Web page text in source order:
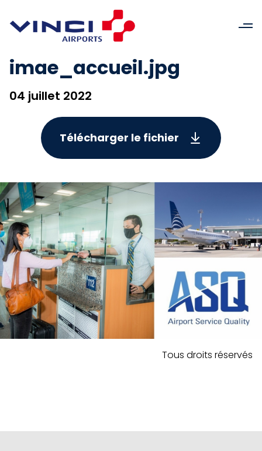
imae_accueil.jpg
04 juillet 2022
Télécharger le fichier
Tous droits réservés